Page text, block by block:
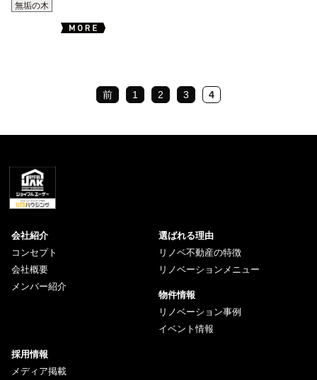
無垢の木
前 1 2 3 4
会社紹介
コンセプト
会社概要
メンバー紹介
選ばれる理由
リノベ不動産の特徴
リノベーションメニュー
物件情報
リノベーション事例
イベント情報
採用情報
メディア掲載